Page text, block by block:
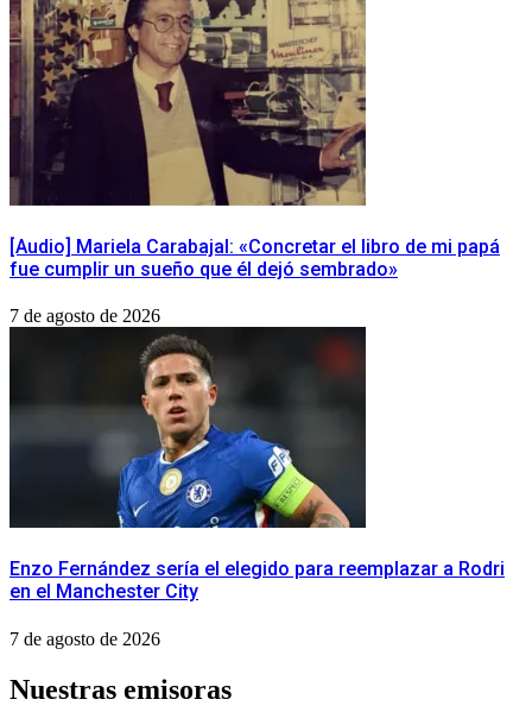
[Audio] Mariela Carabajal: «Concretar el libro de mi papá
fue cumplir un sueño que él dejó sembrado»
7 de agosto de 2026
Enzo Fernández sería el elegido para reemplazar a Rodri
en el Manchester City
7 de agosto de 2026
Nuestras emisoras